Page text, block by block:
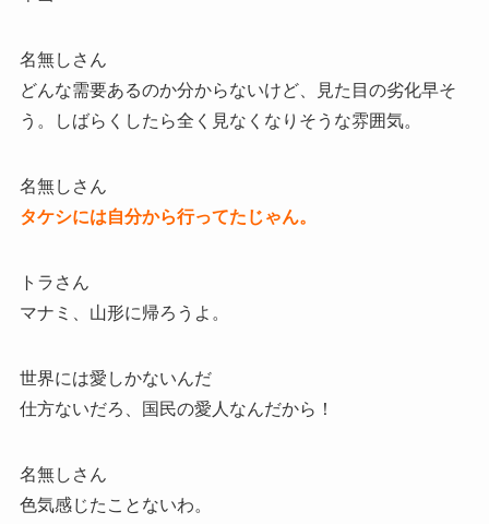
名無しさん
どんな需要あるのか分からないけど、見た目の劣化早そ
う。しばらくしたら全く見なくなりそうな雰囲気。
名無しさん
タケシには自分から行ってたじゃん。
トラさん
マナミ、山形に帰ろうよ。
世界には愛しかないんだ
仕方ないだろ、国民の愛人なんだから！
名無しさん
色気感じたことないわ。